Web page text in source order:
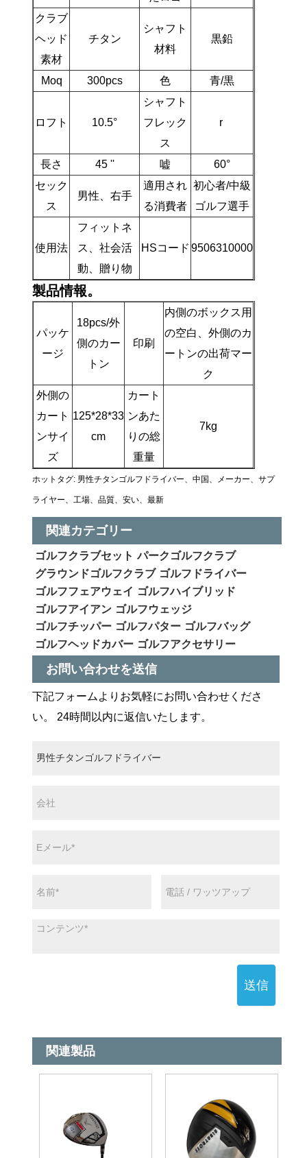
クラブ
ヘッド
素材
チタン
シャフト
材料
黒鉛
Moq 300pcs 色 青/黒
ロフト 10.5°
シャフト
フレック
ス
r
長さ 45 '' 嘘
60°
セック
ス
男性、右手
適用され
る消費者
初心者/中級
ゴルフ選手
使用法
フィットネ
ス、社会活
動、贈り物
HSコード 9506310000
製品情報。
パッケ
ージ
18pcs/外
側のカー
トン
印刷
内側のボックス用
の空白、外側のカ
ートンの出荷マー
ク
外側の
カート
ンサイ
ズ
125*28*33
cm
カート
ンあた
りの総
重量
7kg
ホットタグ: 男性チタンゴルフドライバー、中国、メーカー、サプ
ライヤー、工場、品質、安い、最新
関連カテゴリー
ゴルフクラブセット パークゴルフクラブ
グラウンドゴルフクラブ ゴルフドライバー
ゴルフフェアウェイ ゴルフハイブリッド
ゴルフアイアン ゴルフウェッジ
ゴルフチッパー ゴルフパター ゴルフバッグ
ゴルフヘッドカバー ゴルフアクセサリー
お問い合わせを送信
下記フォームよりお気軽にお問い合わせくださ
い。 24時間以内に返信いたします。
送信
関連製品